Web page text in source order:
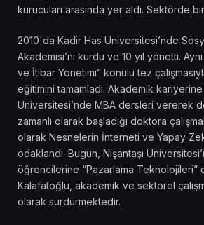
kurucuları arasında yer aldı. Sektörde
2010'da Kadir Has Üniversitesi’nde
Akademisi’ni kurdu ve 10 yıl yönetti.
ve İtibar Yönetimi” konulu tez
eğitimini tamamladı. Akademik
Üniversitesi’nde MBA dersleri vererek
zamanlı olarak başladığı doktora
olarak Nesnelerin İnterneti ve Yapay
odaklandı. Bugün, Nişantaşı
öğrencilerine “Pazarlama Teknolojileri”
Kalafatoğlu, akademik ve sektörel
olarak sürdürmektedir.